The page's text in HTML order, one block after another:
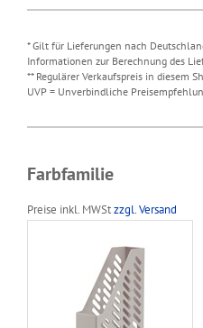
* Gilt für Lieferungen nach
Informationen zur Berechnung des
** Regulärer Verkaufspreis in diesem
UVP = Unverbindliche
Farbfamilie
Preise inkl. MWStzzgl. Versand